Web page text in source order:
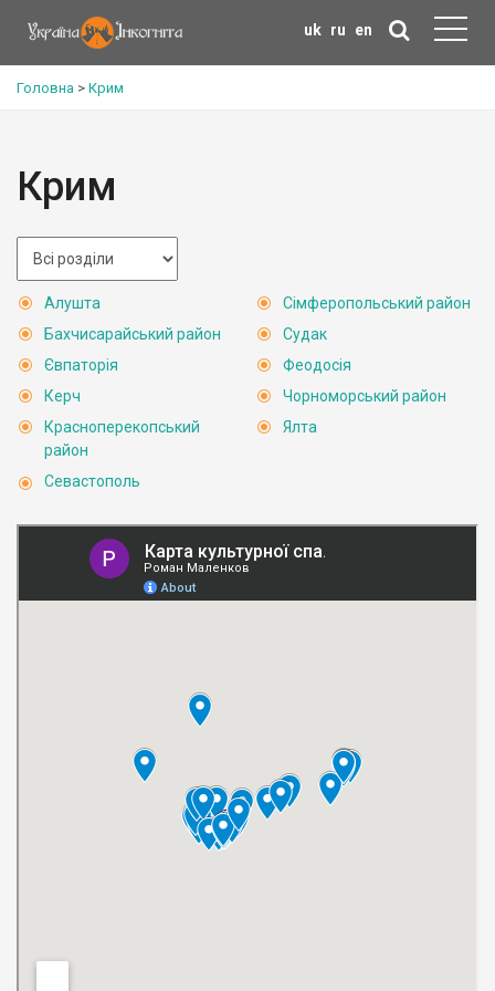
uk ru en
Головна > Крим
Крим
Алушта
Бахчисарайський район
Євпаторія
Керч
Красноперекопський
район
Севастополь
Сімферопольський район
Судак
Феодосія
Чорноморський район
Ялта